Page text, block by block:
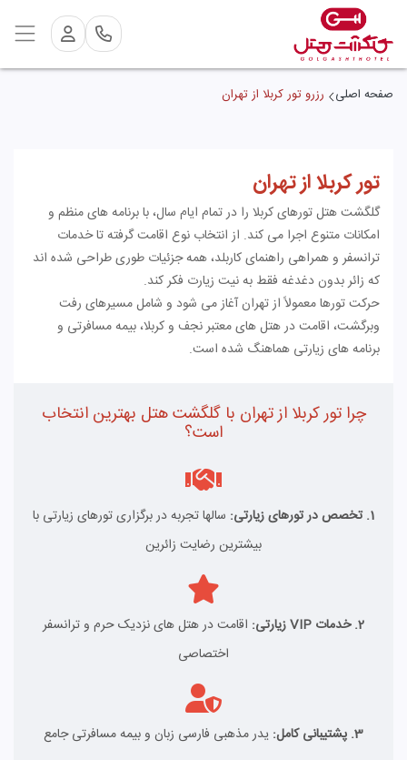
صفحه اصلی رزرو تور کربلا از تهران
تور کربلا از تهران
گلگشت هتل تورهای کربلا را در تمام ایام سال، با برنامه های منظم و
امکانات متنوع اجرا می کند. از انتخاب نوع اقامت گرفته تا خدمات
ترانسفر و همراهی راهنمای کاربلد، همه جزئیات طوری طراحی شده اند
که زائر بدون دغدغه فقط به نیت زیارت فکر کند.
حرکت تورها معمولاً از تهران آغاز می شود و شامل مسیرهای رفت
وبرگشت، اقامت در هتل های معتبر نجف و کربلا، بیمه مسافرتی و
برنامه های زیارتی هماهنگ شده است.
چرا تور کربلا از تهران با گلگشت هتل بهترین انتخاب
است؟
1. تخصص در تورهای زیارتی:
سالها تجربه در برگزاری تورهای زیارتی با
بیشترین رضایت زائرین
2. خدمات VIP زیارتی:
اقامت در هتل های نزدیک حرم و ترانسفر
اختصاصی
3. پشتیبانی کامل: یدر مذهبی فارسی زبان و بیمه مسافرتی جامع